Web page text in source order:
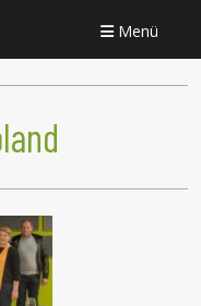
Menü